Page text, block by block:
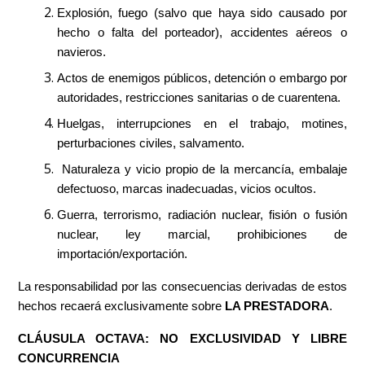
Explosión, fuego (salvo que haya sido causado por
hecho o falta del porteador), accidentes aéreos o
navieros.
Actos de enemigos públicos, detención o embargo por
autoridades, restricciones sanitarias o de cuarentena.
Huelgas, interrupciones en el trabajo, motines,
perturbaciones civiles, salvamento.
Naturaleza y vicio propio de la mercancía, embalaje
defectuoso, marcas inadecuadas, vicios ocultos.
Guerra, terrorismo, radiación nuclear, fisión o fusión
nuclear, ley marcial, prohibiciones de
importación/exportación.
La responsabilidad por las consecuencias derivadas de estos
hechos recaerá exclusivamente sobre LA PRESTADORA.
CLÁUSULA OCTAVA: NO EXCLUSIVIDAD Y LIBRE
CONCURRENCIA